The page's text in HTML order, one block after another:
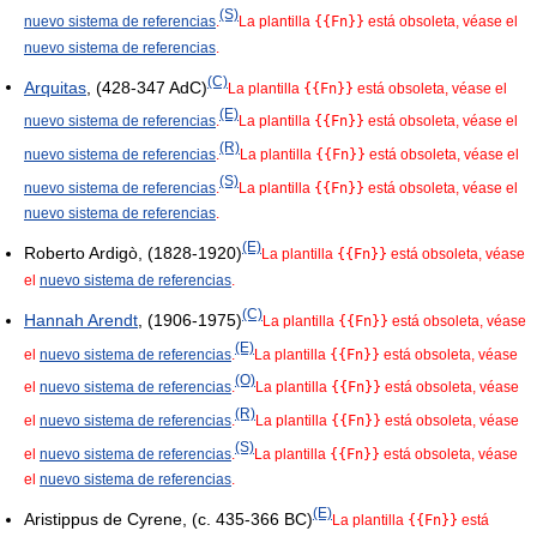
nuevo sistema de referencias (S)La plantilla {{Fn}} está obsoleta, véase el
nuevo sistema de referencias
Arquitas , (428-347 AdC)(C)La plantilla {{Fn}} está obsoleta, véase el
nuevo sistema de referencias.(E)La plantilla {{Fn}} está obsoleta, véase el
nuevo sistema de referencias (R)La plantilla {{Fn}} está obsoleta, véase el
nuevo sistema de referencias (S)La plantilla {{Fn}} está obsoleta, véase el
nuevo sistema de referencias.
Roberto Ardigò, (1828-1920)(E)La plantilla {{Fn}} está obsoleta, véase
el nuevo sistema de referencias.
Hannah Arendt , (1906-1975)(C)La plantilla {{Fn}} está obsoleta, véase
el nuevo sistema de referencias (E)La plantilla {{Fn}} está obsoleta, véase
el nuevo sistema de referencias.(O)La plantilla {{Fn}} está obsoleta, véase
el nuevo sistema de referencias (R)La plantilla {{Fn}} está obsoleta, véase
el nuevo sistema de referencias (S)La plantilla {{Fn}} está obsoleta, véase
el nuevo sistema de referencias.
Aristippus de Cyrene, (c. 435-366 BC)(E)La plantilla {{Fn}} está